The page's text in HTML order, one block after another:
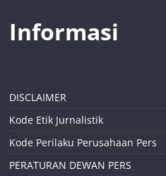
Informasi
DISCLAIMER
Kode Etik Jurnalistik
Kode Perilaku Perusahaan Pers
PERATURAN DEWAN PERS